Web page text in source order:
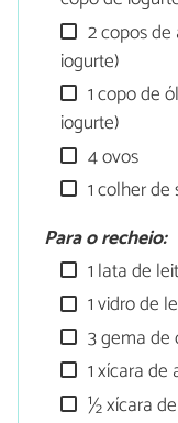
2 copos
iogurte)
1 copo de
iogurte)
4 ovos
1 colher
Para o recheio:
1 lata de
1 vidro de
3 gema de
1 xícara de
½ xícara